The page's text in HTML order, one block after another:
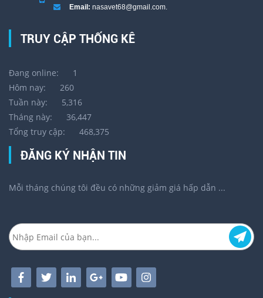
Email: nasavet68@gmail.com.
TRUY CẬP THỐNG KÊ
Đang online:
1
Hôm nay:
260
Tuần này:
5,316
Tháng này:
36,447
Tổng truy cập:
468,375
ĐĂNG KÝ NHẬN TIN
Mỗi tháng chúng tôi đều có những giảm giá hấp dẫn ...